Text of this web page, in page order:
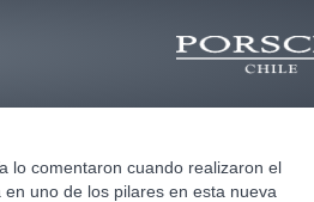
lo comentaron cuando realizaron el
uno de los pilares en esta nueva